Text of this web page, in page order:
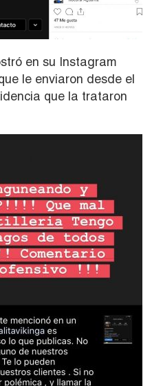
en su Instagram
le enviaron desde el
que la trataron